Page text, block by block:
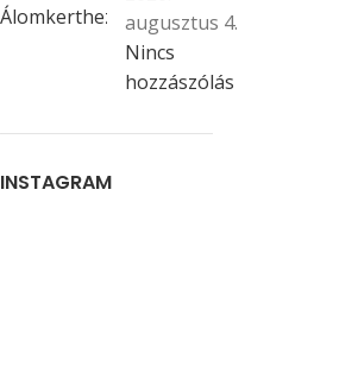
augusztus 4.
Nincs
hozzászólás
INSTAGRAM